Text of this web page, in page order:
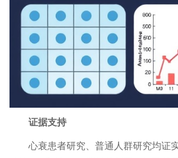
证据支持
心衰患者研究、普通人群研究均证